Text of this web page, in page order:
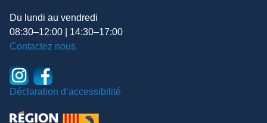
Du lundi au vendredi
08:30–12:00 | 14:30–17:00
Contactez nous
Déclaration d’accessibilité